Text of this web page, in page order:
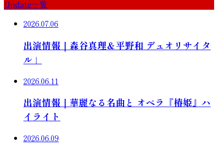
Update一覧
2026.07.06
出演情報｜森谷真理＆平野和 デュオリサイタ
ル」
2026.06.11
出演情報｜華麗なる名曲と オペラ『椿姫』ハ
イライト
2026.06.09